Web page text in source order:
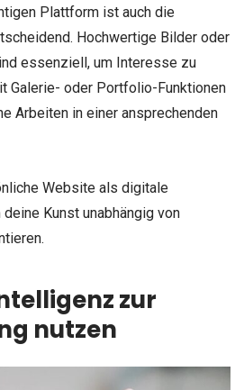
Plattform ist auch die
Hochwertige Bilder oder
essenziell, um Interesse zu
Galerie- oder Portfolio-Funktionen
Arbeiten in einer ansprechenden
Website als digitale
Kunst unabhängig von
zur
nutzen